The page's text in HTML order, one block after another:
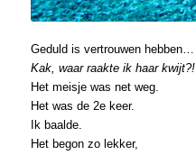
Geduld is vertrouwen hebben…
Kak, waar raakte ik haar kwijt?!
Het meisje was net weg.
Het was de 2e keer.
Ik baalde.
Het begon zo lekker,